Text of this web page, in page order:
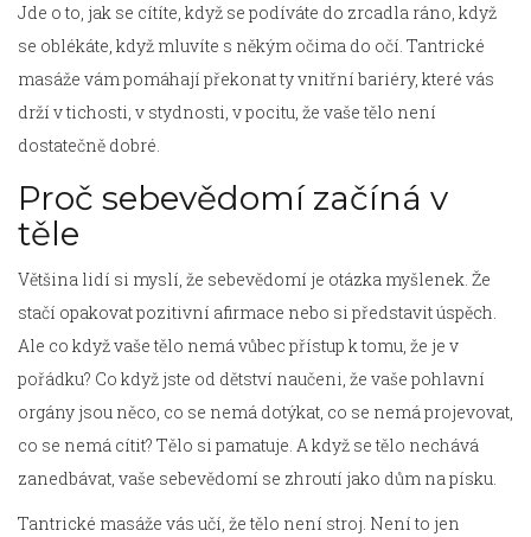
Jde o to, jak se cítíte, když se podíváte do zrcadla ráno, když
se oblékáte, když mluvíte s někým očima do očí. Tantrické
masáže vám pomáhají překonat ty vnitřní bariéry, které vás
drží v tichosti, v stydnosti, v pocitu, že vaše tělo není
dostatečně dobré.
Proč sebevědomí začíná v
těle
Většina lidí si myslí, že sebevědomí je otázka myšlenek. Že
stačí opakovat pozitivní afirmace nebo si představit úspěch.
Ale co když vaše tělo nemá vůbec přístup k tomu, že je v
pořádku? Co když jste od dětství naučeni, že vaše pohlavní
orgány jsou něco, co se nemá dotýkat, co se nemá projevovat,
co se nemá cítit? Tělo si pamatuje. A když se tělo nechává
zanedbávat, vaše sebevědomí se zhroutí jako dům na písku.
Tantrické masáže vás učí, že tělo není stroj. Není to jen